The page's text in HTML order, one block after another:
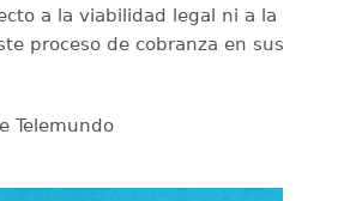
a la viabilidad legal ni a la
proceso de cobranza en sus
Telemundo